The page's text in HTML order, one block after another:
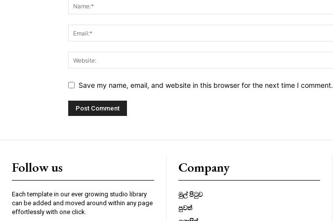
Save my name, email, and website in this browser for the next time I comment.
Follow us
Each template in our ever growing studio library
can be added and moved around within any page
effortlessly with one click.
Company
මුල් පිටුව
පුවත්